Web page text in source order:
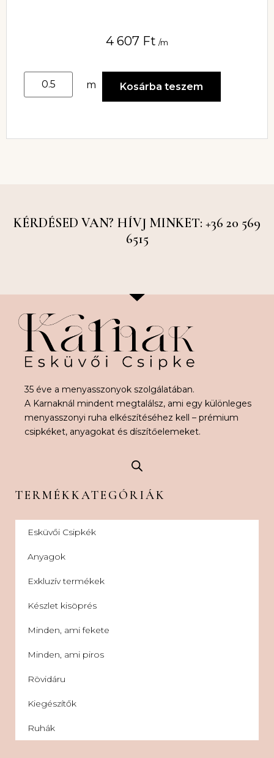
4 607 Ft /m
m Kosárba teszem
KÉRDÉSED VAN? HÍVJ MINKET: +36 20 569
6515
35 éve a menyasszonyok szolgálatában.
A Karnaknál mindent megtalálsz, ami egy különleges
menyasszonyi ruha elkészítéséhez kell – prémium
csipkéket, anyagokat és díszítőelemeket.
TERMÉKKATEGÓRIÁK
Esküvői Csipkék
Anyagok
Exkluzív termékek
Készlet kisöprés
Minden, ami fekete
Minden, ami piros
Rövidáru
Kiegészítők
Ruhák